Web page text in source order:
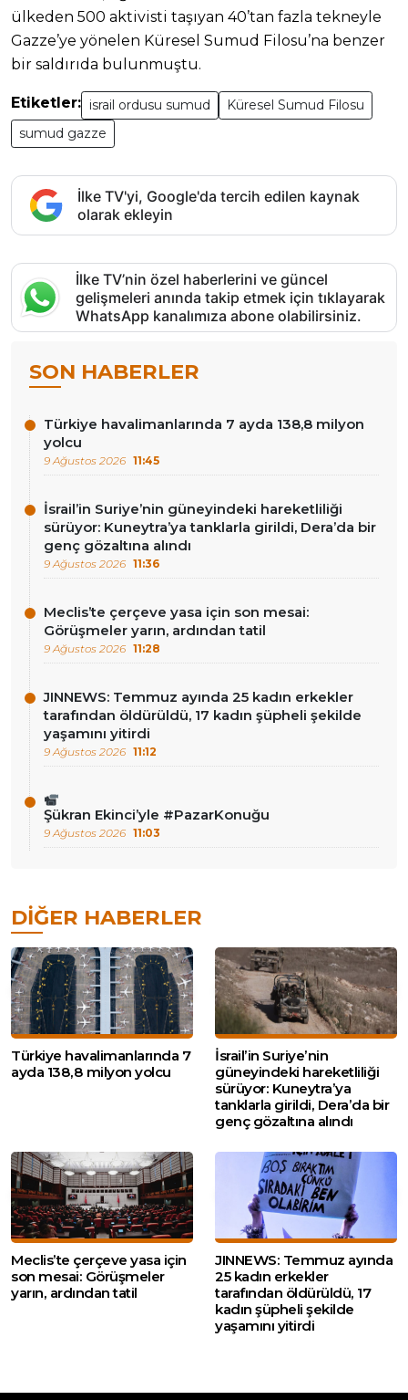
ülkeden 500 aktivisti taşıyan 40’tan fazla tekneyle
Gazze’ye yönelen Küresel Sumud Filosu’na benzer
bir saldırıda bulunmuştu.
Etiketler: israil ordusu sumud
Küresel Sumud Filosu
sumud gazze
İlke TV'yi, Google'da tercih edilen kaynak
olarak ekleyin
İlke TV’nin özel haberlerini ve güncel
gelişmeleri anında takip etmek için tıklayarak
WhatsApp kanalımıza abone olabilirsiniz.
SON HABERLER
Türkiye havalimanlarında 7 ayda 138,8 milyon
yolcu
9 Ağustos 2026 11:45
İsrail’in Suriye’nin güneyindeki hareketliliği
sürüyor: Kuneytra’ya tanklarla girildi, Dera’da bir
genç gözaltına alındı
9 Ağustos 2026 11:36
Meclis’te çerçeve yasa için son mesai:
Görüşmeler yarın, ardından tatil
9 Ağustos 2026 11:28
JINNEWS: Temmuz ayında 25 kadın erkekler
tarafından öldürüldü, 17 kadın şüpheli şekilde
yaşamını yitirdi
9 Ağustos 2026 11:12
Şükran Ekinci’yle #PazarKonuğu
9 Ağustos 2026 11:03
DIĞER HABERLER
Türkiye havalimanlarında 7
ayda 138,8 milyon yolcu
İsrail’in Suriye’nin
güneyindeki hareketliliği
sürüyor: Kuneytra’ya
tanklarla girildi, Dera’da bir
genç gözaltına alındı
Meclis’te çerçeve yasa için
son mesai: Görüşmeler
yarın, ardından tatil
JINNEWS: Temmuz ayında
25 kadın erkekler
tarafından öldürüldü, 17
kadın şüpheli şekilde
yaşamını yitirdi